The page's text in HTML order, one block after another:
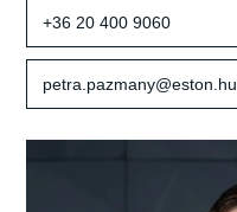
+36 20 400 9060
petra.pazmany@eston.hu